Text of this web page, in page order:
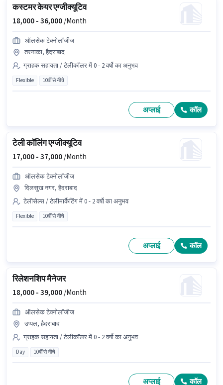
कस्टमर केयर एग्जीक्यूटिव
18,000 -36,000/Month
ऑलसेक टेक्नोलॉजीज
तरनाका, हैदराबाद
ग्राहक सहायता / टेलीकॉलर में 0 - 2 वर्षो का अनुभव
Flexible 10वीं से नीचे
अप्लाई कॉल
टेली कॉलिंग एग्जीक्यूटिव
17,000 -37,000/Month
ऑलसेक टेक्नोलॉजीज
दिलसुख नगर, हैदराबाद
टेलीसेल्स / टेलीमार्केटिंग में 0 - 2 वर्षो का अनुभव
Flexible 10वीं से नीचे
अप्लाई कॉल
रिलेशनशिप मैनेजर
18,000 -39,000/Month
ऑलसेक टेक्नोलॉजीज
उप्पल, हैदराबाद
ग्राहक सहायता / टेलीकॉलर में 0 - 2 वर्षो का अनुभव
Day 10वीं से नीचे
अप्लाई कॉल